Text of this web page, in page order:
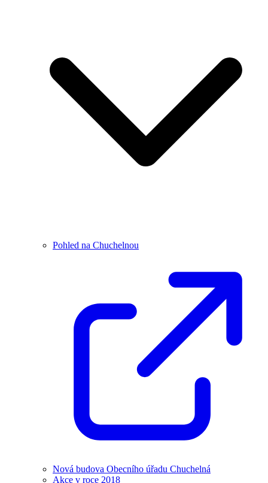
Pohled na Chuchelnou
Nová budova Obecního úřadu Chuchelná
Akce v roce 2018